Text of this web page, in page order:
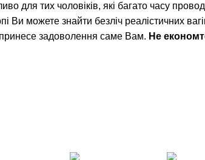
для тих чоловіків, які багато часу
Ви можете знайти безліч реалістичних
задоволення саме Вам. Не